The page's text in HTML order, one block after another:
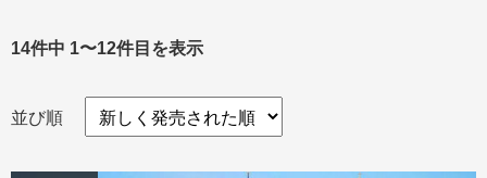
出発地とエリア
出発地とエリア
14件中 1〜12件目を表示
並び順